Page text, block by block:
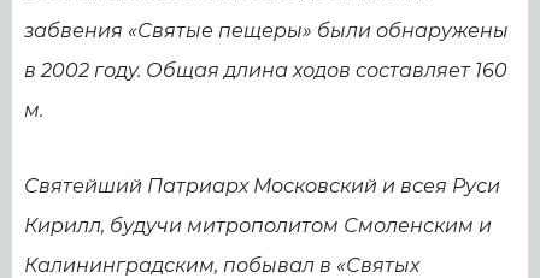
забвения «Святые пещеры» были обнаружены
в 2002 году. Общая длина ходов составляет 160
м.
Святейший Патриарх Московский и всея Руси
Кирилл, будучи митрополитом Смоленским и
Калининградским, побывал в «Святых